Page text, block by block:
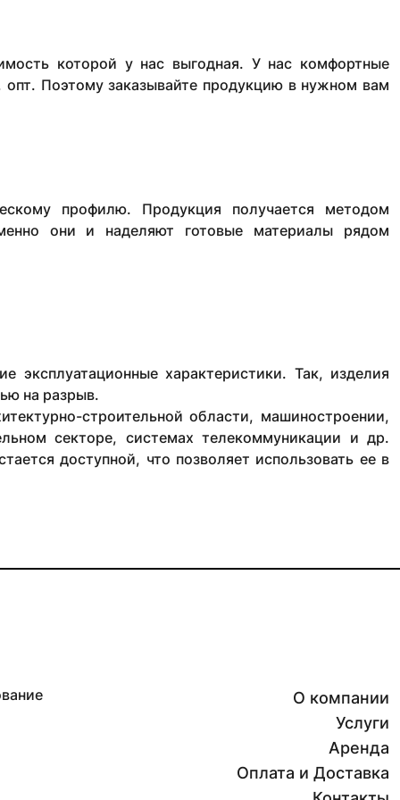
которой у нас выгодная. У нас комфортные
Поэтому заказывайте продукцию в нужном вам
профилю. Продукция получается методом
они и наделяют готовые материалы рядом
эксплуатационные характеристики. Так, изделия
на разрыв.
строительной области, машиностроении,
секторе, системах телекоммуникации и др.
доступной, что позволяет использовать ее в
О компании
Услуги
Аренда
Оплата и Доставка